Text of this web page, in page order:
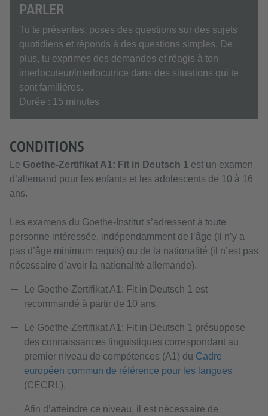
PARLER
Tu te présentes, poses des questions sur des sujets
quotidiens et réponds à des questions simples. De
plus, tu exprimes des demandes et réagis à ton
interlocuteur/interlocutrice dans des situations qui te
sont familières.
Durée : 15 minutes
CONDITIONS
Le Goethe-Zertifikat A1: Fit in Deutsch 1 est un examen
d’allemand pour les enfants et les adolescents de 10 à 16
ans.
Les examens du Goethe-Institut s’adressent à toute
personne intéressée, indépendamment de l’âge (il n’y a
pas d’âge minimum requis) ou de la nationalité (il n’est pas
nécessaire d’avoir la nationalité allemande).
Le Goethe-Zertifikat A1: Fit in Deutsch 1 est
recommandé à partir de 10 ans.
Le Goethe-Zertifikat A1: Fit in Deutsch 1 présuppose
des connaissances linguistiques correspondant au
premier niveau de compétences (A1) du Cadre
européen commun de référence pour les langues
(CECRL).
Afin d’atteindre ce niveau, il est nécessaire de